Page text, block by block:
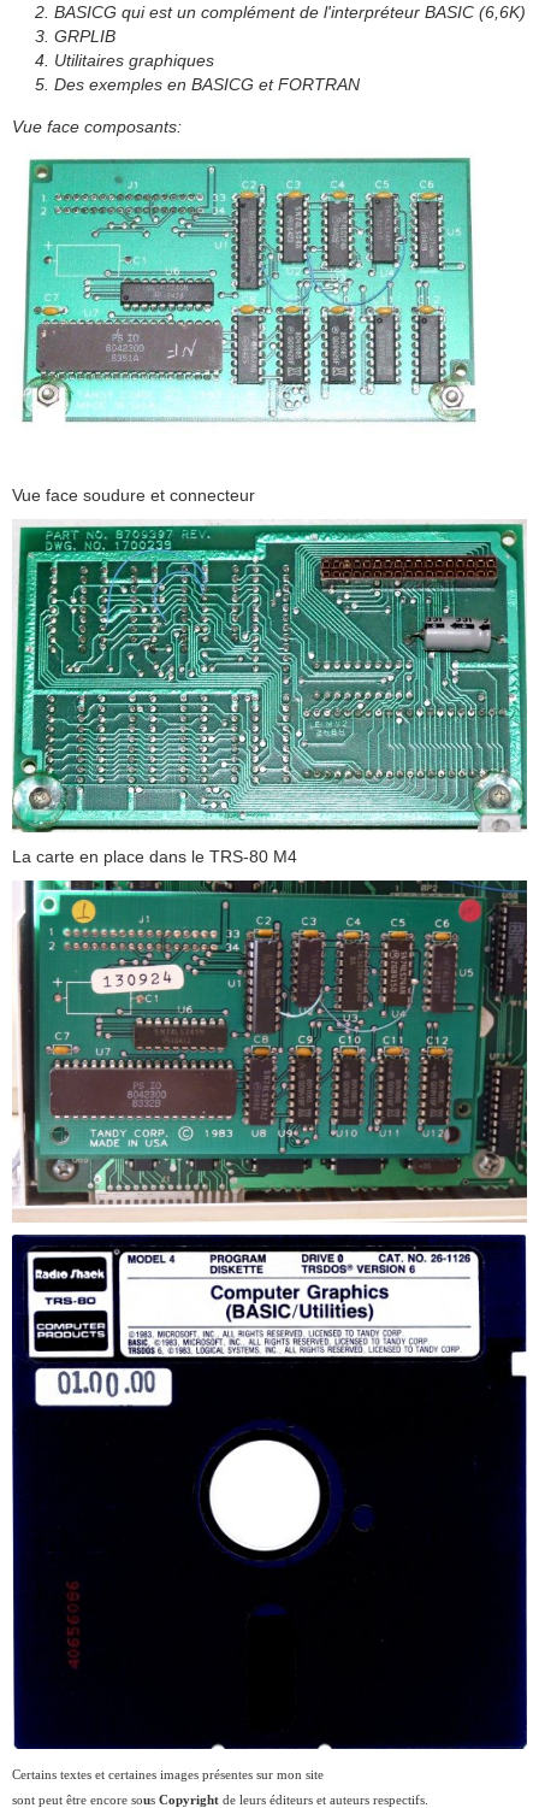
BASICG qui est un complément de l'interpréteur BASIC (6,6K)
GRPLIB
Utilitaires graphiques
Des exemples en BASICG et FORTRAN
Vue face composants:
Vue face soudure et connecteur
La carte en place dans le TRS-80 M4
Certains textes et certaines images présentes sur mon site
sont peut être encore sous Copyright de leurs éditeurs et auteurs respectifs.